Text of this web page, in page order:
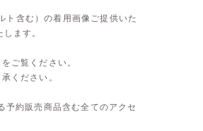
含む）の着用画像ご提供いた
ます。
ご覧ください。
ください。
予約販売商品含む全てのアクセ